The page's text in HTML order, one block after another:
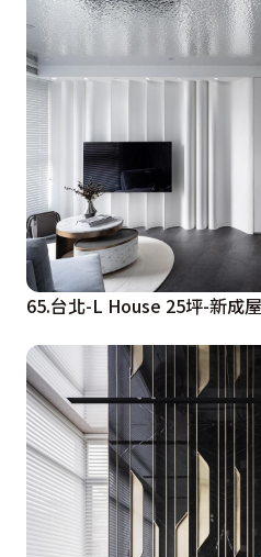
65.台北-L House 25坪-新成屋